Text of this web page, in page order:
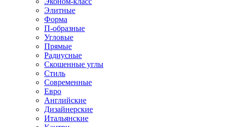
Элитные
Форма
П-образные
Угловые
Прямые
Радиусные
Скошенные углы
Стиль
Современные
Евро
Английские
Дизайнерские
Итальянские